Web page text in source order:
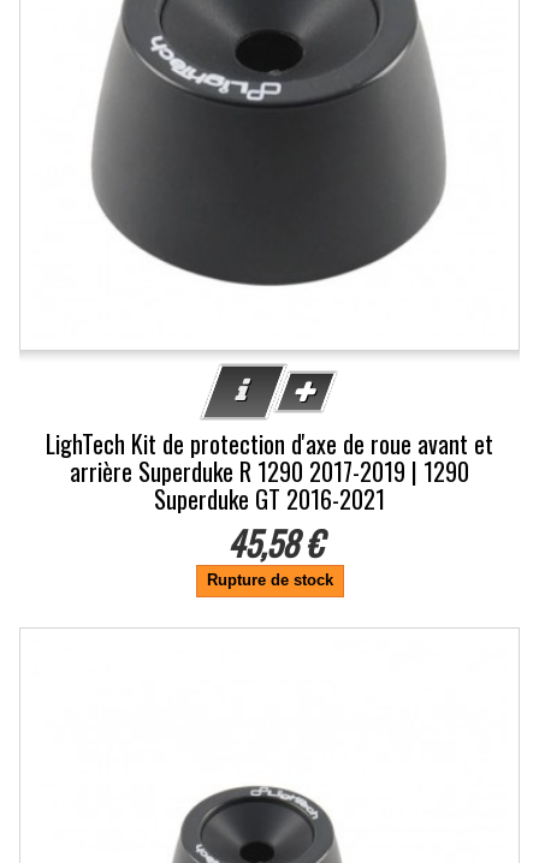
LighTech Kit de protection d'axe de roue avant et
arrière Superduke R 1290 2017-2019 | 1290
Superduke GT 2016-2021
45,58 €
Rupture de stock